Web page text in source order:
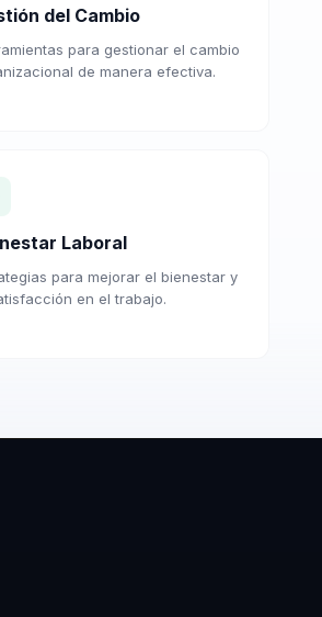
del Cambio
para gestionar el cambio
de manera efectiva.
Laboral
para mejorar el bienestar y
en el trabajo.